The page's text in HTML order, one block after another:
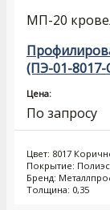
МП-20
(ПЭ-01-
Цена:
По запросу
Цвет: 8017
Покрытие:
Бренд:
Толщина: 0,35